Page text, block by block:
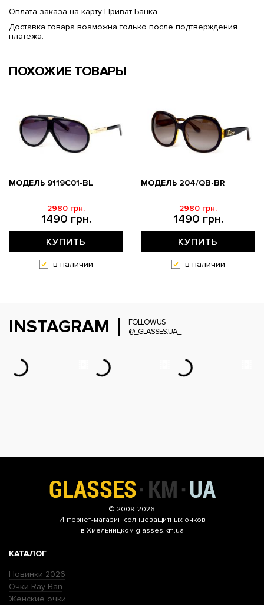
Оплата заказа на карту Приват Банка.
Доставка товара возможна только после подтверждения
платежа.
ПОХОЖИЕ ТОВАРЫ
МОДЕЛЬ 9119С01-BL
1490 грн.
2980 грн.
КУПИТЬ
в наличии
МОДЕЛЬ 204/QB-BR
1490 грн.
2980 грн.
КУПИТЬ
в наличии
INSTAGRAM
FOLLOW US
@_GLASSES.UA_
© 2009-2026
Интернет-магазин солнцезащитных очков
в Хмельницком glasses.km.ua
КАТАЛОГ
Новинки 2026
Очки Ray Ban
Женские очки